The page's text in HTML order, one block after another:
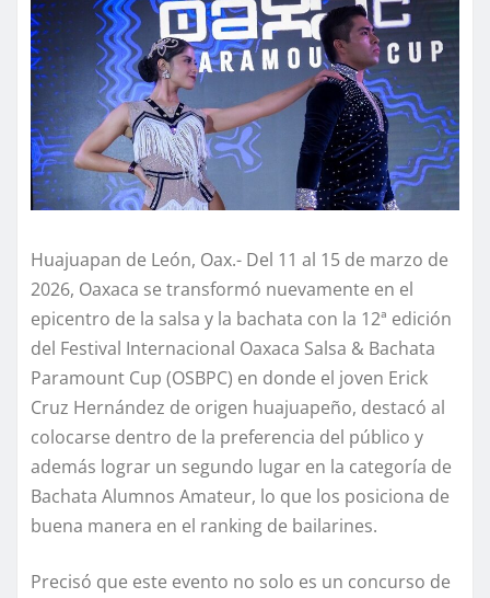
Huajuapan de León, Oax.- Del 11 al 15 de marzo de
2026, Oaxaca se transformó nuevamente en el
epicentro de la salsa y la bachata con la 12ª edición
del Festival Internacional Oaxaca Salsa & Bachata
Paramount Cup (OSBPC) en donde el joven Erick
Cruz Hernández de origen huajuapeño, destacó al
colocarse dentro de la preferencia del público y
además lograr un segundo lugar en la categoría de
Bachata Alumnos Amateur, lo que los posiciona de
buena manera en el ranking de bailarines.
Precisó que este evento no solo es un concurso de